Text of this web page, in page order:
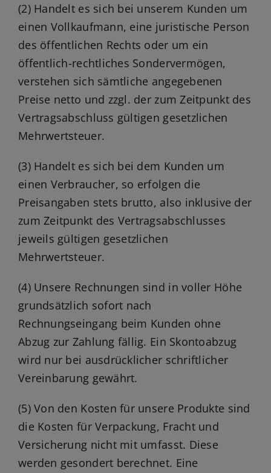
(2) Handelt es sich bei unserem Kunden um
einen Vollkaufmann, eine juristische Person
des öffentlichen Rechts oder um ein
öffentlich-rechtliches Sondervermögen,
verstehen sich sämtliche angegebenen
Preise netto und zzgl. der zum Zeitpunkt des
Vertragsabschluss gültigen gesetzlichen
Mehrwertsteuer.
(3) Handelt es sich bei dem Kunden um
einen Verbraucher, so erfolgen die
Preisangaben stets brutto, also inklusive der
zum Zeitpunkt des Vertragsabschlusses
jeweils gültigen gesetzlichen
Mehrwertsteuer.
(4) Unsere Rechnungen sind in voller Höhe
grundsätzlich sofort nach
Rechnungseingang beim Kunden ohne
Abzug zur Zahlung fällig. Ein Skontoabzug
wird nur bei ausdrücklicher schriftlicher
Vereinbarung gewährt.
(5) Von den Kosten für unsere Produkte sind
die Kosten für Verpackung, Fracht und
Versicherung nicht mit umfasst. Diese
werden gesondert berechnet. Eine